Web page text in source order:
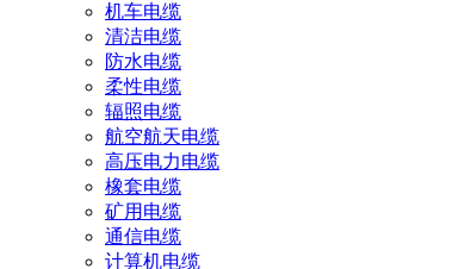
机车电缆
清洁电缆
防水电缆
柔性电缆
辐照电缆
航空航天电缆
高压电力电缆
橡套电缆
矿用电缆
通信电缆
计算机电缆